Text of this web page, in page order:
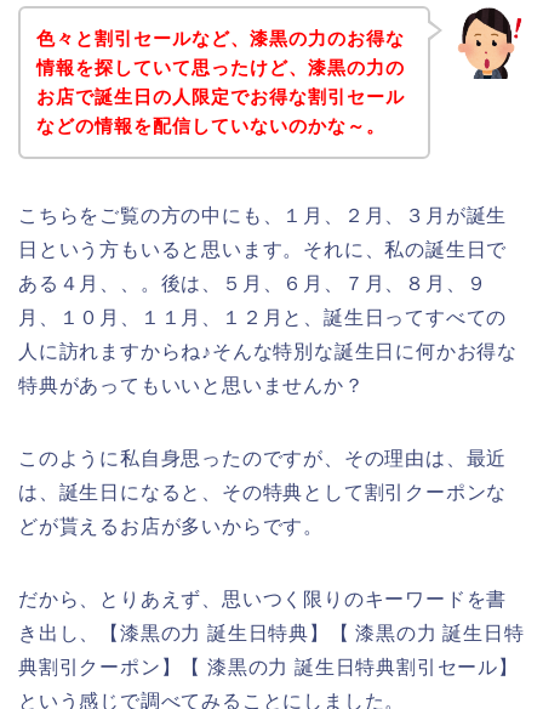
色々と割引セールなど、漆黒の力のお得な
情報を探していて思ったけど、漆黒の力の
お店で誕生日の人限定でお得な割引セール
などの情報を配信していないのかな～。
こちらをご覧の方の中にも、１月、２月、３月が誕生
日という方もいると思います。それに、私の誕生日で
ある４月、、。後は、５月、６月、７月、８月、９
月、１０月、１１月、１２月と、誕生日ってすべての
人に訪れますからね♪そんな特別な誕生日に何かお得な
特典があってもいいと思いませんか？
このように私自身思ったのですが、その理由は、最近
は、誕生日になると、その特典として割引クーポンな
どが貰えるお店が多いからです。
だから、とりあえず、思いつく限りのキーワードを書
き出し、【漆黒の力 誕生日特典】【 漆黒の力 誕生日特
典割引クーポン】【 漆黒の力 誕生日特典割引セール】
という感じで調べてみることにしました。